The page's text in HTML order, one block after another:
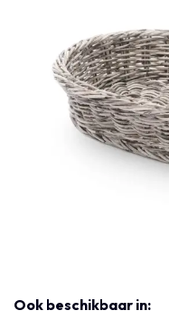
Ook beschikbaar in: